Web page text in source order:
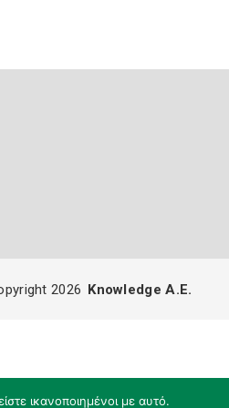
ικανοποιημένοι με αυτό.
2026 Knowledge A.E.